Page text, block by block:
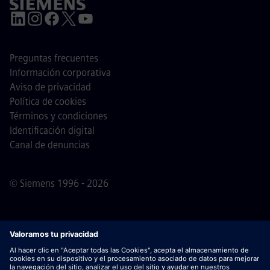
© Siemens 1996 - 2026
Preguntas frecuentes
Información corporativa
Aviso de privacidad
Política de cookies
Términos y condiciones
Identificación digital
Canal de denuncias
Nota importantePara todas las personas que quieran
unirse a nosotros, por favor, es importante tener en cuenta
que Siemens no solicita honorarios antes / durante /